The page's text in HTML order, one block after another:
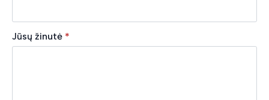
Jūsų žinutė *